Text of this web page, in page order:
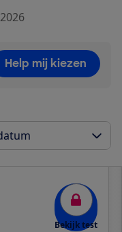
Help mij kiezen
Bekijk test